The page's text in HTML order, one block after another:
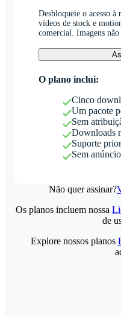
Desbloqueie o acesso à
vídeos de stock e
comercial. Imagens
O plano inclui:
Cinco
Um pacote
Sem
Downloads
Suporte
Sem
Não quer assinar?
Os planos incluem nossa
de
Explore nossos planos